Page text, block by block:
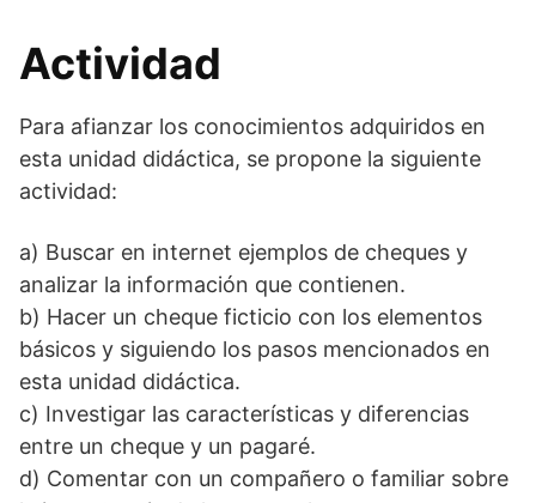
Actividad
Para afianzar los conocimientos adquiridos en
esta unidad didáctica, se propone la siguiente
actividad:
a) Buscar en internet ejemplos de cheques y
analizar la información que contienen.
b) Hacer un cheque ficticio con los elementos
básicos y siguiendo los pasos mencionados en
esta unidad didáctica.
c) Investigar las características y diferencias
entre un cheque y un pagaré.
d) Comentar con un compañero o familiar sobre